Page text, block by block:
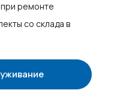
ремонте
со склада в